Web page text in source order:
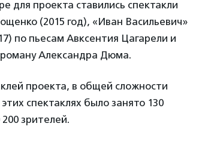
для проекта ставились спектакли
(2015 год), «Иван Васильевич»
по пьесам Авксентия Цагарели и
роману Александра Дюма.
проекта, в общей сложности
спектаклях было занято 130
зрителей.